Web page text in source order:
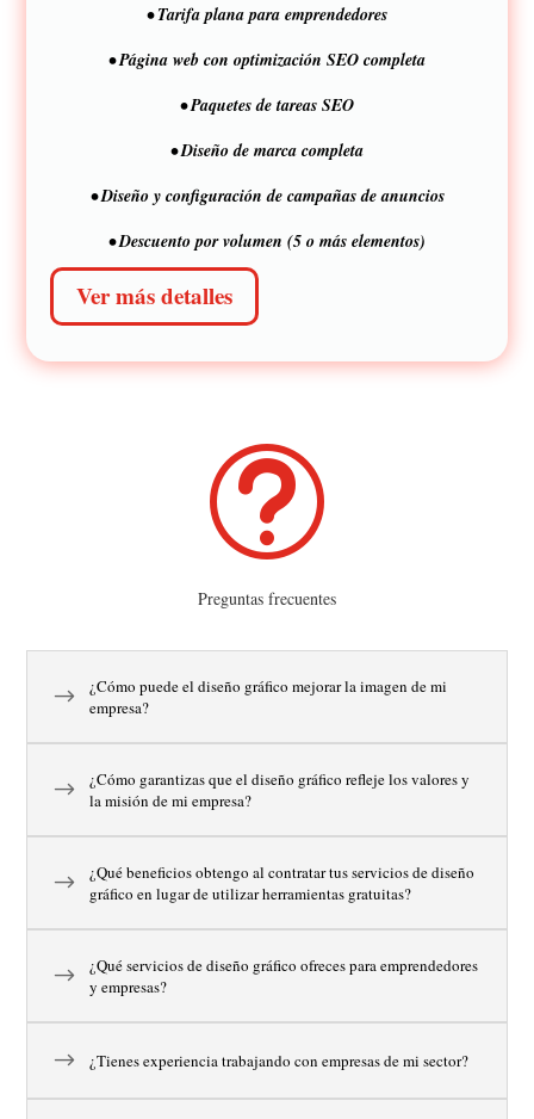
• Tarifa plana para emprendedores
• Página web con optimización SEO completa
• Paquetes de tareas SEO
• Diseño de marca completa
• ​Diseño y configuración de campañas de anuncios
• Descuento por volumen (5 o más elementos)
Ver más detalles
t
Preguntas frecuentes
¿Cómo puede el diseño gráfico mejorar la imagen de mi
empresa?
¿Cómo garantizas que el diseño gráfico refleje los valores y
la misión de mi empresa?
¿Qué beneficios obtengo al contratar tus servicios de diseño
gráfico en lugar de utilizar herramientas gratuitas?
¿Qué servicios de diseño gráfico ofreces para emprendedores
y empresas?
¿Tienes experiencia trabajando con empresas de mi sector?